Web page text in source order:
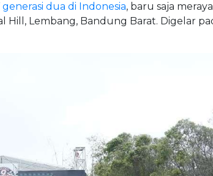
generasi dua di Indonesia, baru saja
Lembang, Bandung Barat. Digelar